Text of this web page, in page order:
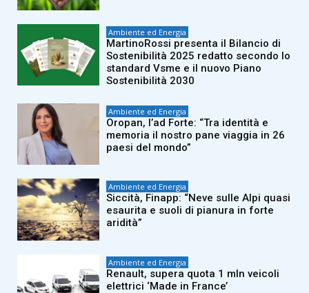
Ambiente ed Energia
MartinoRossi presenta il Bilancio di
Sostenibilità 2025 redatto secondo lo
standard Vsme e il nuovo Piano
Sostenibilità 2030
Ambiente ed Energia
Oropan, l’ad Forte: “Tra identità e
memoria il nostro pane viaggia in 26
paesi del mondo”
Ambiente ed Energia
Siccità, Finapp: “Neve sulle Alpi quasi
esaurita e suoli di pianura in forte
aridità”
Ambiente ed Energia
Renault, supera quota 1 mln veicoli
elettrici ‘Made in France’